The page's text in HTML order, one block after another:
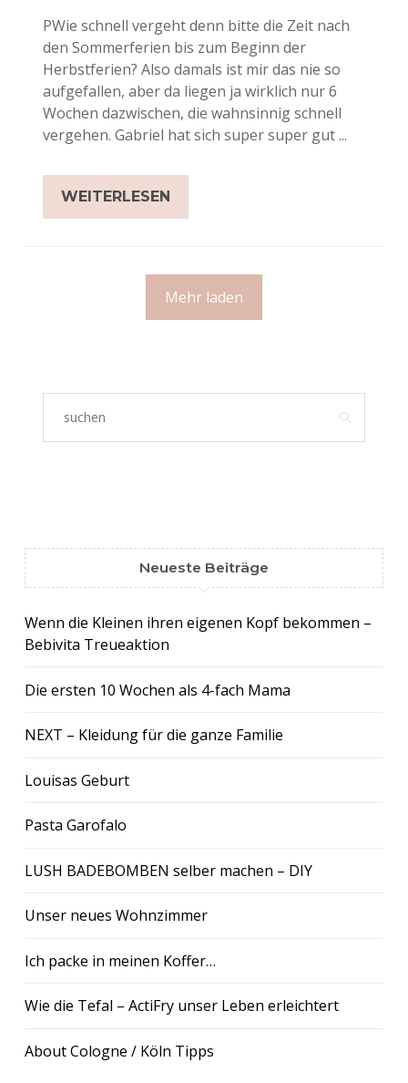
PWie schnell vergeht denn bitte die Zeit nach
den Sommerferien bis zum Beginn der
Herbstferien? Also damals ist mir das nie so
aufgefallen, aber da liegen ja wirklich nur 6
Wochen dazwischen, die wahnsinnig schnell
vergehen. Gabriel hat sich super super gut ...
WEITERLESEN
Mehr laden
Neueste Beiträge
Wenn die Kleinen ihren eigenen Kopf bekommen –
Bebivita Treueaktion
Die ersten 10 Wochen als 4-fach Mama
NEXT – Kleidung für die ganze Familie
Louisas Geburt
Pasta Garofalo
LUSH BADEBOMBEN selber machen – DIY
Unser neues Wohnzimmer
Ich packe in meinen Koffer…
Wie die Tefal – ActiFry unser Leben erleichtert
About Cologne / Köln Tipps